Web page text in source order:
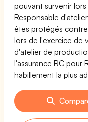
pouvant survenir
Responsable
êtes protégés
lors de l'exercice de
d'atelier de
l'assurance RC pour
habillement la plus